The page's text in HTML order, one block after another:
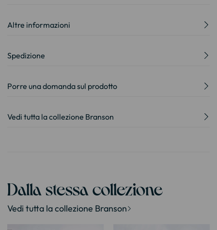
Altre informazioni
Spedizione
Porre una domanda sul prodotto
Vedi tutta la collezione Branson
Dalla stessa collezione
Vedi tutta la collezione Branson